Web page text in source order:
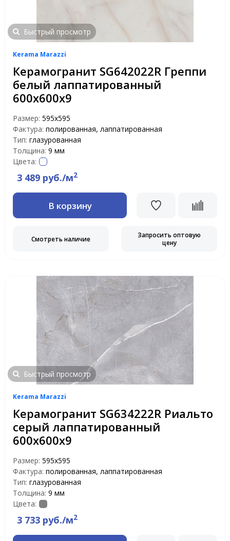
Быстрый просмотр
Kerama Marazzi
Керамогранит SG642022R Греппи
белый лаппатированный
600х600х9
Размер: 595x595
Фактура: полированная, лаппатированная
Тип: глазурованная
Толщина: 9 мм
Цвета:
3 489 руб./м2
В корзину
Смотреть наличие
Запросить оптовую
цену
Быстрый просмотр
Kerama Marazzi
Керамогранит SG634222R Риальто
серый лаппатированный
600х600х9
Размер: 595x595
Фактура: полированная, лаппатированная
Тип: глазурованная
Толщина: 9 мм
Цвета:
3 733 руб./м2